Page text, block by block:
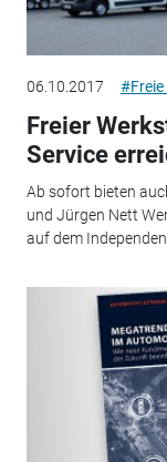
06.10.2017
Freier
Service
Ab sofort bieten
und Jürgen Nett
auf dem